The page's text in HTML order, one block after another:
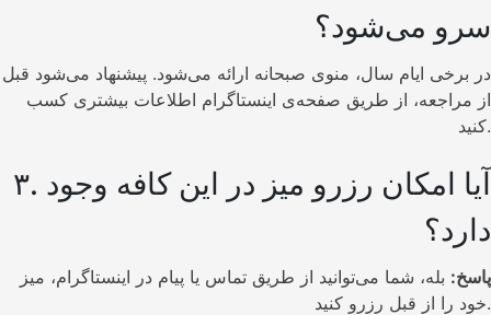
سرو می‌شود؟
در برخی ایام سال، منوی صبحانه ارائه می‌شود. پیشنهاد می‌شود قبل
از مراجعه، از طریق صفحه‌ی اینستاگرام اطلاعات بیشتری کسب
کنید.
۳. آیا امکان رزرو میز در این کافه وجود
دارد؟
پاسخ: بله، شما می‌توانید از طریق تماس یا پیام در اینستاگرام، میز
خود را از قبل رزرو کنید.